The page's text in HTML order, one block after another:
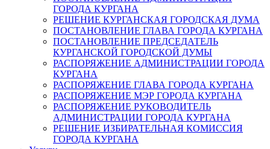
ГОРОДА КУРГАНА
РЕШЕНИЕ КУРГАНСКАЯ ГОРОДСКАЯ ДУМА
ПОСТАНОВЛЕНИЕ ГЛАВА ГОРОДА КУРГАНА
ПОСТАНОВЛЕНИЕ ПРЕДСЕДАТЕЛЬ
КУРГАНСКОЙ ГОРОДСКОЙ ДУМЫ
РАСПОРЯЖЕНИЕ АДМИНИСТРАЦИИ ГОРОДА
КУРГАНА
РАСПОРЯЖЕНИЕ ГЛАВА ГОРОДА КУРГАНА
РАСПОРЯЖЕНИЕ МЭР ГОРОДА КУРГАНА
РАСПОРЯЖЕНИЕ РУКОВОДИТЕЛЬ
АДМИНИСТРАЦИИ ГОРОДА КУРГАНА
РЕШЕНИЕ ИЗБИРАТЕЛЬНАЯ КОМИССИЯ
ГОРОДА КУРГАНА